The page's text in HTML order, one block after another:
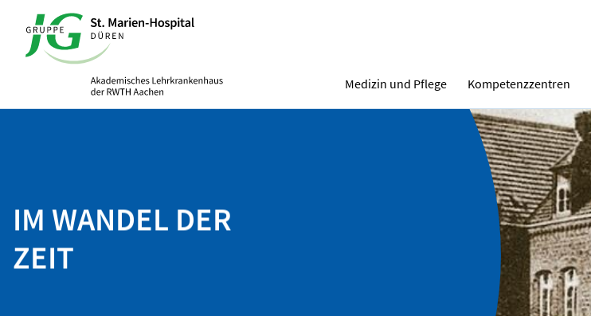
Medizin und Pflege Kompetenzzentren
IM WANDEL DER
ZEIT